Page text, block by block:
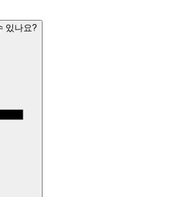
있나요?